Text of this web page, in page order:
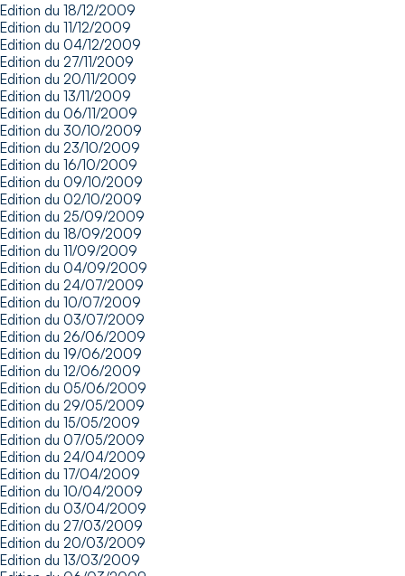
Edition du 18/12/2009
Edition du 11/12/2009
Edition du 04/12/2009
Edition du 27/11/2009
Edition du 20/11/2009
Edition du 13/11/2009
Edition du 06/11/2009
Edition du 30/10/2009
Edition du 23/10/2009
Edition du 16/10/2009
Edition du 09/10/2009
Edition du 02/10/2009
Edition du 25/09/2009
Edition du 18/09/2009
Edition du 11/09/2009
Edition du 04/09/2009
Edition du 24/07/2009
Edition du 10/07/2009
Edition du 03/07/2009
Edition du 26/06/2009
Edition du 19/06/2009
Edition du 12/06/2009
Edition du 05/06/2009
Edition du 29/05/2009
Edition du 15/05/2009
Edition du 07/05/2009
Edition du 24/04/2009
Edition du 17/04/2009
Edition du 10/04/2009
Edition du 03/04/2009
Edition du 27/03/2009
Edition du 20/03/2009
Edition du 13/03/2009